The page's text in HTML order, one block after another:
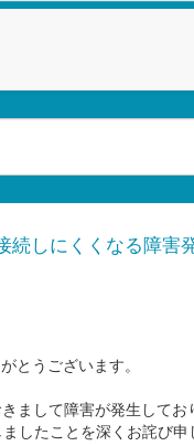
続しにくくなる障害
とうございます。
まして障害が発生してお
したことを深くお詫び